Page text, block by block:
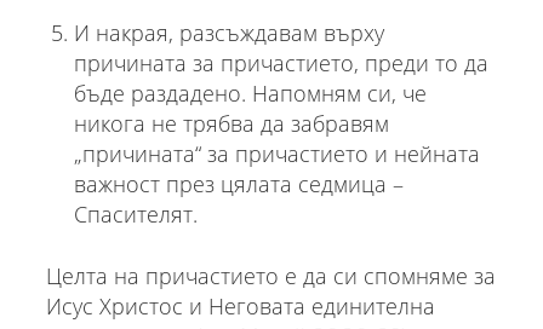
И накрая, разсъждавам върху
причината за причастието, преди то да
бъде раздадено. Напомням си, че
никога не трябва да забравям
„причината“ за причастието и нейната
важност през цялата седмица –
Спасителят.
Целта на причастието е да си спомняме за
Исус Христос и Неговата единителна